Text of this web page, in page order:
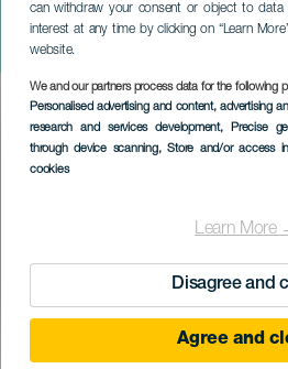
can withdraw your consent or object to data
interest at any time by clicking on “Learn
website.
We and our partners process data for the following
Personalised advertising and content, advertising
research and services development, Precise
through device scanning, Store and/or access
cookies
Learn More
Disagree and
Agree and
Il maestro Juan
era lì
Imagen
Listado